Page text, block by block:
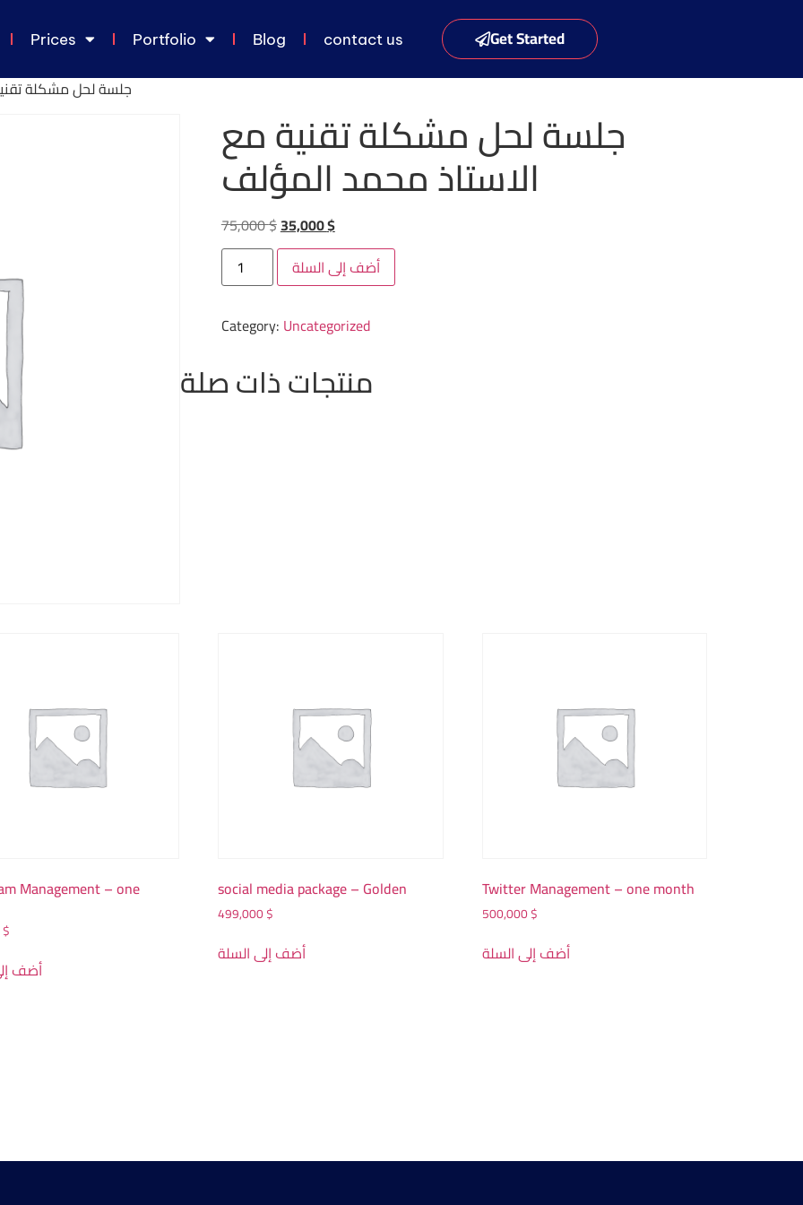
Prices Portfolio Blog contact us Get Started
/ جلسة لحل مشكلة
جلسة لحل مشكلة تقنية مع
الاستاذ محمد المؤلف
75,000$35,000$
أضف إلى السلة
Category: Uncategorized
منتجات ذات صلة
Management – one
$
أضف
social media package – Golden
499,000$
أضف إلى السلة
Twitter Management – one month
500,000$
أضف إلى السلة